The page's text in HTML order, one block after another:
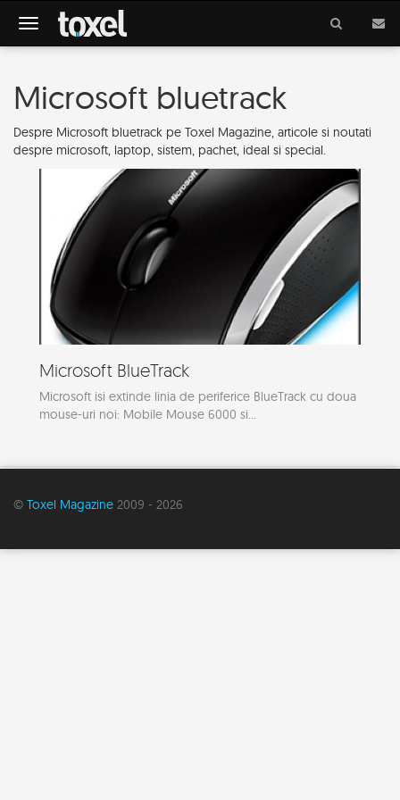
Meniu
Microsoft bluetrack
Despre Microsoft bluetrack pe Toxel Magazine, articole si noutati
despre microsoft, laptop, sistem, pachet, ideal si special.
Microsoft BlueTrack
Microsoft isi extinde linia de periferice BlueTrack cu doua
mouse-uri noi: Mobile Mouse 6000 si...
© Toxel Magazine 2009 - 2026